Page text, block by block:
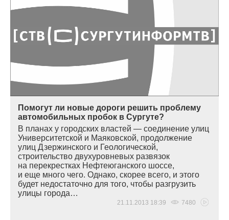
Помогут ли новые дороги решить проблему
автомобильных пробок в Сургуте?
В планах у городских властей — соединение улиц
Университетской и Маяковской, продолжение
улиц Дзержинского и Геологической,
строительство двухуровневых развязок
на перекрестках Нефтеюганского шоссе,
и еще много чего. Однако, скорее всего, и этого
будет недостаточно для того, чтобы разгрузить
улицы города…
21.11.2013 18:39 7480